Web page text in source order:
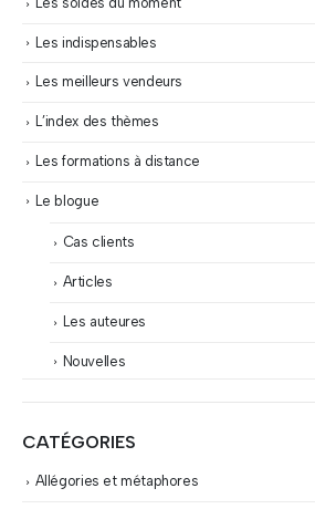
Les indispensables
Les meilleurs vendeurs
L’index des thèmes
Les formations à distance
Le blogue
Cas clients
Articles
Les auteures
Nouvelles
CATÉGORIES
Allégories et métaphores